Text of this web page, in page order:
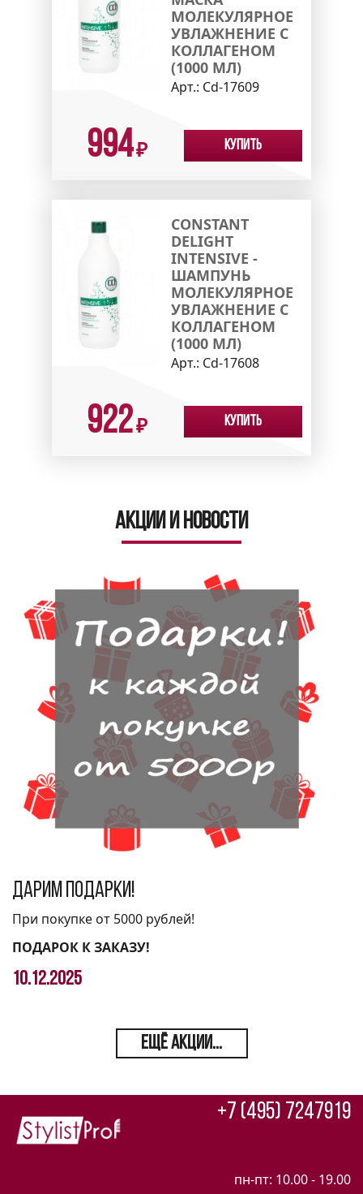
МОЛЕКУЛЯРНОЕ
УВЛАЖНЕНИЕ С
КОЛЛАГЕНОМ
(1000 МЛ)
Арт.: Cd-17609
994₽ Купить
CONSTANT
DELIGHT
INTENSIVE -
ШАМПУНЬ
МОЛЕКУЛЯРНОЕ
УВЛАЖНЕНИЕ С
КОЛЛАГЕНОМ
(1000 МЛ)
Арт.: Cd-17608
922₽ Купить
Акции и новости
Дарим подарки!
При покупке от 5000 рублей!
ПОДАРОК К ЗАКАЗУ!
10.12.2025
ЕЩЁ АКЦИИ...
+7 (495) 7247919
пн-пт: 10.00 - 19.00